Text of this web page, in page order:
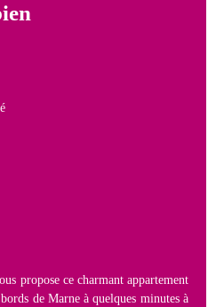
propose ce charmant appartement
de Marne à quelques minutes à